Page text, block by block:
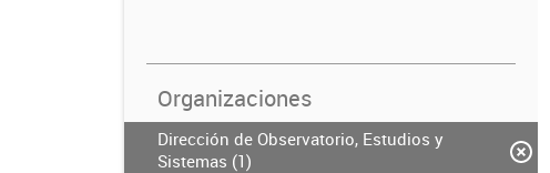
Organizaciones
Dirección de Observatorio, Estudios y
Sistemas (1)